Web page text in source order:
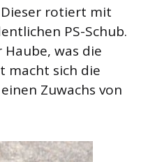
Dieser rotiert mit
PS-Schub.
Haube, was die
macht sich die
Zuwachs von